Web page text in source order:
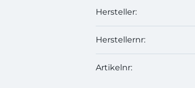
Hersteller:
Herstellernr:
Artikelnr: